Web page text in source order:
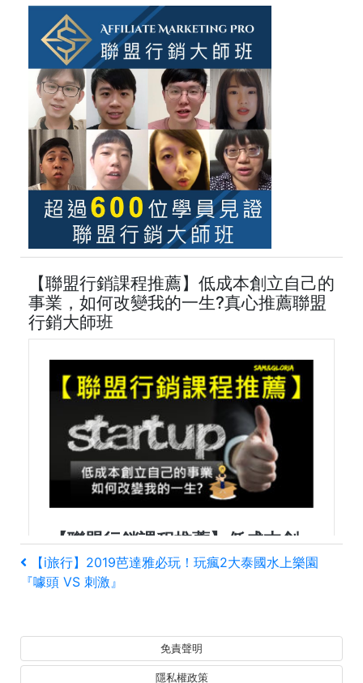
【聯盟行銷課程推薦】低成本創立自己的
事業，如何改變我的一生?真心推薦聯盟
行銷大師班
文
章
導
覽
上
一
章
【i旅行】2019芭達雅必玩！玩瘋2大泰國水上樂園
『噱頭 VS 刺激』
免責聲明
隱私權政策